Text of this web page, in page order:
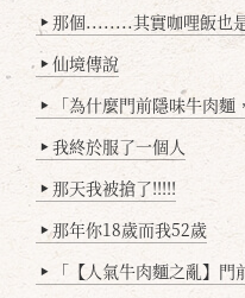
▶ 那個........其實咖哩飯也
▶ 仙境傳說
▶ 「為什麼門前隱味牛肉麵，讓
▶ 我終於服了一個人
▶ 那天我被搶了!!!!!
▶ 那年你18歲而我52歲
▶ 「【人氣牛肉麵之亂】門前隱